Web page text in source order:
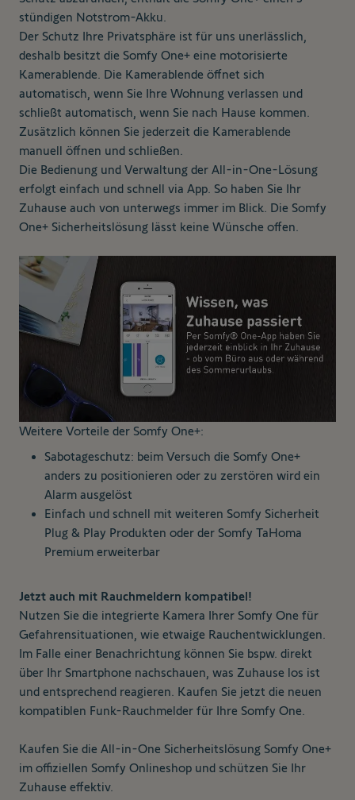
stündigen Notstrom-Akku.
Der Schutz Ihre Privatsphäre ist für uns unerlässlich,
deshalb besitzt die Somfy One+ eine motorisierte
Kamerablende. Die Kamerablende öffnet sich
automatisch, wenn Sie Ihre Wohnung verlassen und
schließt automatisch, wenn Sie nach Hause kommen.
Zusätzlich können Sie jederzeit die Kamerablende
manuell öffnen und schließen.
Die Bedienung und Verwaltung der All-in-One-Lösung
erfolgt einfach und schnell via App. So haben Sie Ihr
Zuhause auch von unterwegs immer im Blick. Die Somfy
One+ Sicherheitslösung lässt keine Wünsche offen.
Weitere Vorteile der Somfy One+:
Sabotageschutz: beim Versuch die Somfy One+
anders zu positionieren oder zu zerstören wird ein
Alarm ausgelöst
Einfach und schnell mit weiteren Somfy Sicherheit
Plug & Play Produkten oder der Somfy TaHoma
Premium erweiterbar
Jetzt auch mit Rauchmeldern kompatibel!
Nutzen Sie die integrierte Kamera Ihrer Somfy One für
Gefahrensituationen, wie etwaige Rauchentwicklungen.
Im Falle einer Benachrichtung können Sie bspw. direkt
über Ihr Smartphone nachschauen, was Zuhause los ist
und entsprechend reagieren. Kaufen Sie jetzt die neuen
kompatiblen Funk-Rauchmelder für Ihre Somfy One.
Kaufen Sie die All-in-One Sicherheitslösung Somfy One+
im offiziellen Somfy Onlineshop und schützen Sie Ihr
Zuhause effektiv.